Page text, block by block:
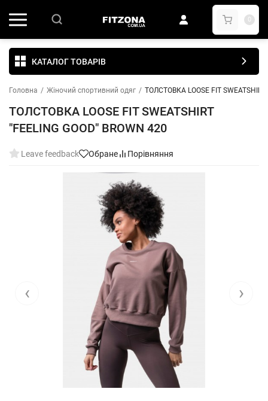
0
КАТАЛОГ ТОВАРІВ
Головна / Жіночий спортивний одяг / ТОЛСТОВКА LOOSE FIT SWEATSHIRT
ТОЛСТОВКА LOOSE FIT SWEATSHIRT
"FEELING GOOD" BROWN 420
Leave feedback Обране Порівняння
‹ ›